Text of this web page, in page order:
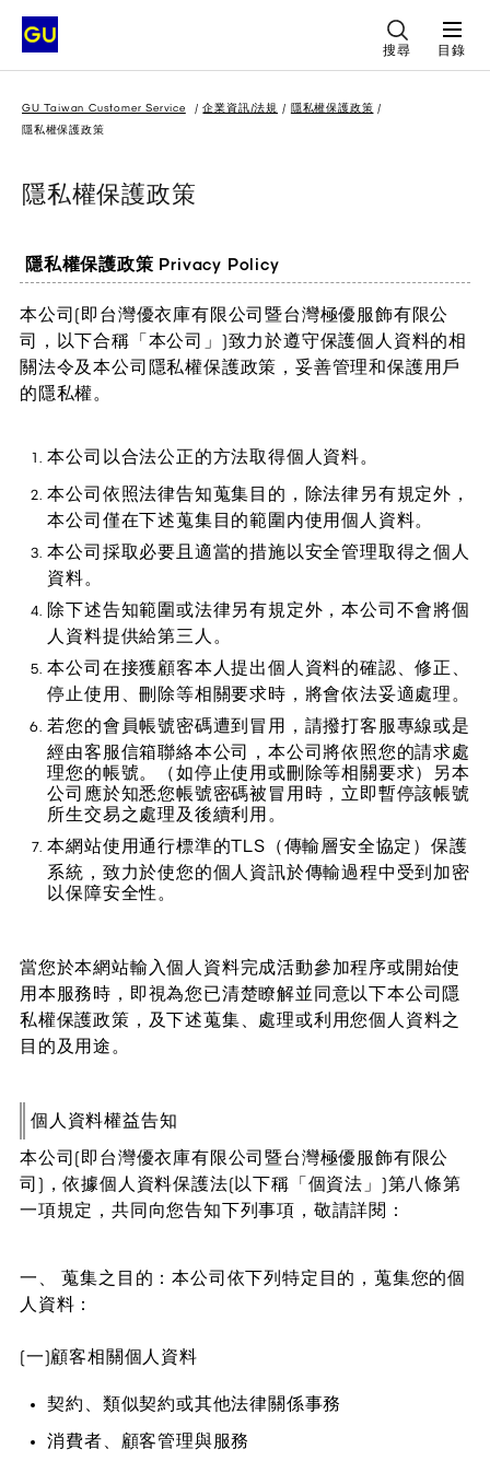
搜尋 目錄
GU Taiwan Customer Service 企業資訊/法規
隱私權保護政策
隱私權保護政策
隱私權保護政策
隱私權保護政策 Privacy Policy
本公司(即台灣優衣庫有限公司暨台灣極優服飾有限公
司，以下合稱「本公司」)致力於遵守保護個人資料的相
關法令及本公司隱私權保護政策，妥善管理和保護用戶
的隱私權。
本公司以合法公正的方法取得個人資料。
本公司依照法律告知蒐集目的，除法律另有規定外，
本公司僅在下述蒐集目的範圍内使用個人資料。
本公司採取必要且適當的措施以安全管理取得之個人
資料。
除下述告知範圍或法律另有規定外，本公司不會將個
人資料提供給第三人。
本公司在接獲顧客本人提出個人資料的確認、修正、
停止使用、刪除等相關要求時，將會依法妥適處理。
若您的會員帳號密碼遭到冒用，請撥打客服專線或是
經由客服信箱聯絡本公司，本公司將依照您的請求處
理您的帳號。（如停止使用或刪除等相關要求）另本
公司應於知悉您帳號密碼被冒用時，立即暫停該帳號
所生交易之處理及後續利用。
本網站使用通行標準的TLS（傳輸層安全協定）保護
系統，致力於使您的個人資訊於傳輸過程中受到加密
以保障安全性。
當您於本網站輸入個人資料完成活動參加程序或開始使
用本服務時，即視為您已清楚瞭解並同意以下本公司隱
私權保護政策，及下述蒐集、處理或利用您個人資料之
目的及用途。
個人資料權益告知
本公司(即台灣優衣庫有限公司暨台灣極優服飾有限公
司)，依據個人資料保護法(以下稱「個資法」)第八條第
一項規定，共同向您告知下列事項，敬請詳閱：
一、 蒐集之目的：本公司依下列特定目的，蒐集您的個
人資料：
(一)顧客相關個人資料
契約、類似契約或其他法律關係事務
消費者、顧客管理與服務